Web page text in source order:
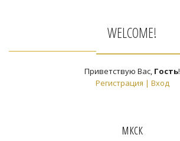
WELCOME!
Приветствую Вас, Гость!
Регистрация | Вход
мкск